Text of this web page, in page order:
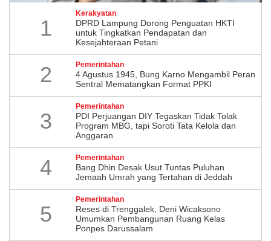
1
Kerakyatan
DPRD Lampung Dorong Penguatan HKTI
untuk Tingkatkan Pendapatan dan
Kesejahteraan Petani
2 Pemerintahan
4 Agustus 1945, Bung Karno Mengambil Peran
Sentral Mematangkan Format PPKI
3
Pemerintahan
PDI Perjuangan DIY Tegaskan Tidak Tolak
Program MBG, tapi Soroti Tata Kelola dan
Anggaran
4 Pemerintahan
Bang Dhin Desak Usut Tuntas Puluhan
Jemaah Umrah yang Tertahan di Jeddah
5
Pemerintahan
​Reses di Trenggalek, Deni Wicaksono
Umumkan Pembangunan Ruang Kelas
Ponpes Darussalam